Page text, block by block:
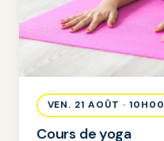
VEN. 21 AOÛT · 10H00
Cours de yoga